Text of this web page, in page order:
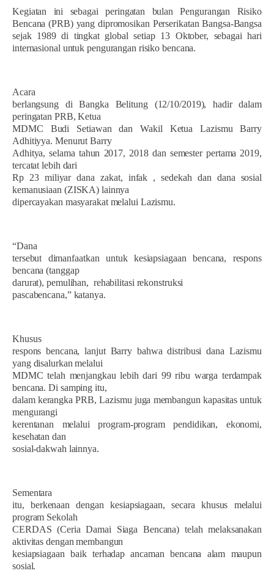
Kegiatan ini sebagai peringatan bulan Pengurangan Risiko
Bencana (PRB) yang dipromosikan Perserikatan Bangsa-Bangsa
sejak 1989 di tingkat global setiap 13 Oktober, sebagai hari
internasional untuk pengurangan risiko bencana.
Acara
berlangsung di Bangka Belitung (12/10/2019), hadir dalam
peringatan PRB, Ketua
MDMC Budi Setiawan dan Wakil Ketua Lazismu Barry
Adhitiyya. Menurut Barry
Adhitya, selama tahun 2017, 2018 dan semester pertama 2019,
tercatat lebih dari
Rp 23 miliyar dana zakat, infak , sedekah dan dana sosial
kemanusiaan (ZISKA) lainnya
dipercayakan masyarakat melalui Lazismu.
“Dana
tersebut dimanfaatkan untuk kesiapsiagaan bencana, respons
bencana (tanggap
darurat), pemulihan, rehabilitasi rekonstruksi
pascabencana,” katanya.
Khusus
respons bencana, lanjut Barry bahwa distribusi dana Lazismu
yang disalurkan melalui
MDMC telah menjangkau lebih dari 99 ribu warga terdampak
bencana. Di samping itu,
dalam kerangka PRB, Lazismu juga membangun kapasitas untuk
mengurangi
kerentanan melalui program-program pendidikan, ekonomi,
kesehatan dan
sosial-dakwah lainnya.
Sementara
itu, berkenaan dengan kesiapsiagaan, secara khusus melalui
program Sekolah
CERDAS (Ceria Damai Siaga Bencana) telah melaksanakan
aktivitas dengan membangun
kesiapsiagaan baik terhadap ancaman bencana alam maupun
sosial.